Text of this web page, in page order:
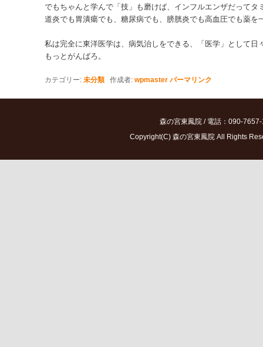
でもちゃんと学んで「技」も磨けば、インフルエンザだって
道炎でも胃潰瘍でも、糖尿病でも、膀胱炎でも高血圧でも薬を
私は完全に東洋医学は、病気治しをできる、「医学」として
もっとがんばろ。
カテゴリー: 未分類 作成者: wpmaster パーマリンク
森の宮東鳳院 / 電話：090-
Copyright(C) 森の宮東鳳院 All Rights